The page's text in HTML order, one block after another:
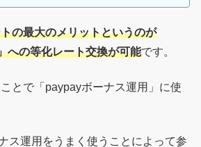
の最大のメリットというのが
への等化レート交換が可能です。
とで「paypayボーナス運用」に使
ス運用をうまく使うことによって参